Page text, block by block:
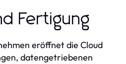
Fertigung
eröffnet die Cloud
datengetriebenen